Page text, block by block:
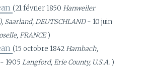
(21 février 1850Hanweiler
DEUTSCHLAND- 10 juin
FRANCE)
(15 octobre 1842Hambach,
- 1905Langford, Erie County, U.S.A. )